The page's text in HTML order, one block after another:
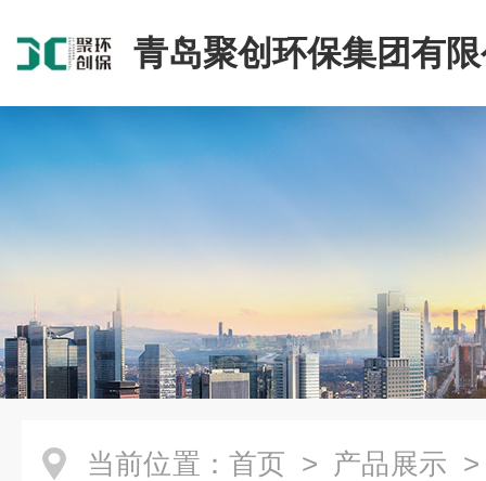
青岛聚创环保集团有
当前位置： 首页 > 产品展示